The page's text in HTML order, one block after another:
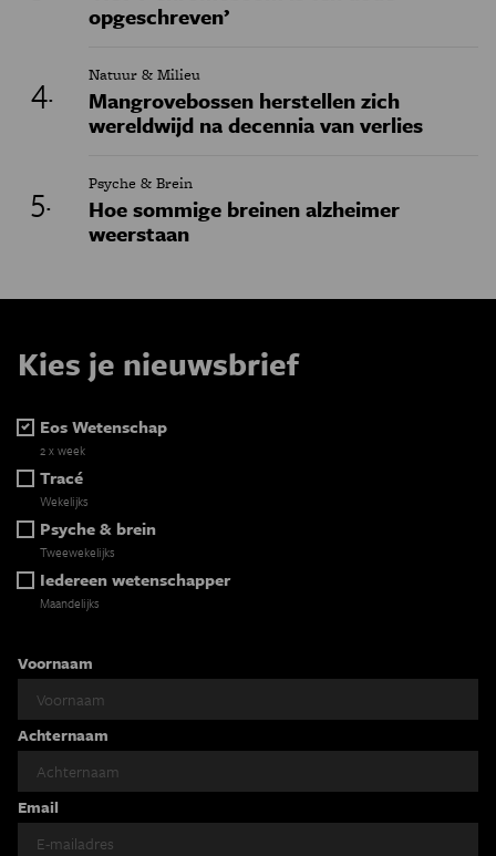
opgeschreven’
Natuur & Milieu
Mangrovebossen herstellen zich
wereldwijd na decennia van verlies
Psyche & Brein
Hoe sommige breinen alzheimer
weerstaan
Kies je nieuwsbrief
Eos Wetenschap
2 x week
Tracé
Wekelijks
Psyche & brein
Tweewekelijks
Iedereen wetenschapper
Maandelijks
Voornaam
Achternaam
Email